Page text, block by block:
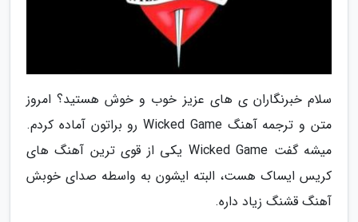
سلام خبرنگاران ی های عزیز خوب و خوش هستید؟ امروز
متن و ترجمه آهنگ Wicked Game رو براتون آماده کردم.
میشه گفت Wicked Game یکی از قوی ترین آهنگ های
کریس ایساک هست، البته ایشون به واسطه صدای خوبش
آهنگ قشنگ زیاد داره.